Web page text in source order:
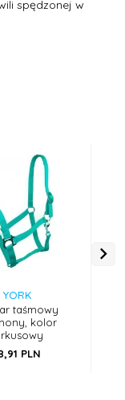
spędzonej w
YORK
taśmowy
kolor
91 PLN